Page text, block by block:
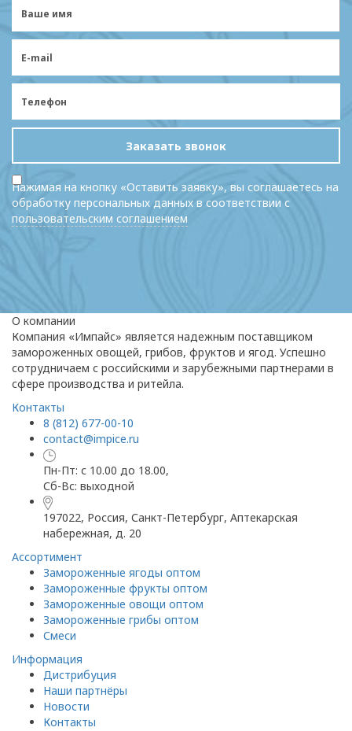
Заказать звонок
Нажимая на кнопку «Оставить заявку», вы соглашаетесь на
обработку персональных данных в соответствии с
пользовательским соглашением
О компании
Компания «Импайс» является надежным поставщиком
замороженных овощей, грибов, фруктов и ягод. Успешно
сотрудничаем с российскими и зарубежными партнерами в
сфере производства и ритейла.
Контакты
8 (812) 677-00-10
contact@impice.ru
Пн-Пт: с 10.00 до 18.00,
Сб-Вс: выходной
197022, Россия, Санкт-Петербург, Аптекарская
набережная, д. 20
Ассортимент
Замороженные ягоды оптом
Замороженные фрукты оптом
Замороженные овощи оптом
Замороженные грибы оптом
Смеси
Информация
Дистрибуция
Наши партнёры
Новости
Контакты